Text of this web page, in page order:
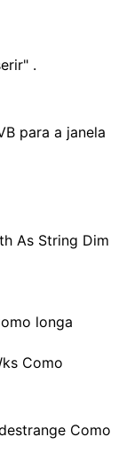
.
para a janela
As String Dim
longa
Como
Como